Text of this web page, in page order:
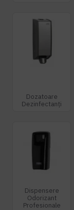
Dozatoare
Dezinfectanți
Dispensere
Odorizant
Profesionale